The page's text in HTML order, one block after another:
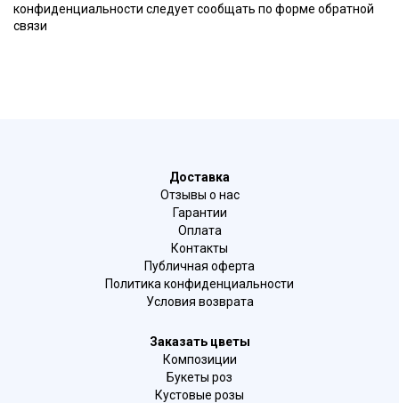
конфиденциальности следует сообщать по форме обратной
связи
Доставка
Отзывы о нас
Гарантии
Оплата
Контакты
Публичная оферта
Политика конфиденциальности
Условия возврата
Заказать цветы
Композиции
Букеты роз
Кустовые розы